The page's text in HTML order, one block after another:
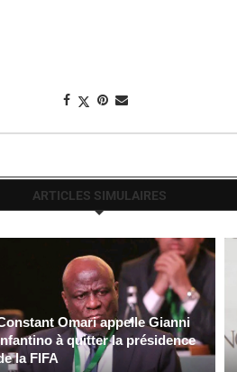
ARTICLES SIMULAIRES
Omari appelle Gianni
à quitter la présidence
la FIFA